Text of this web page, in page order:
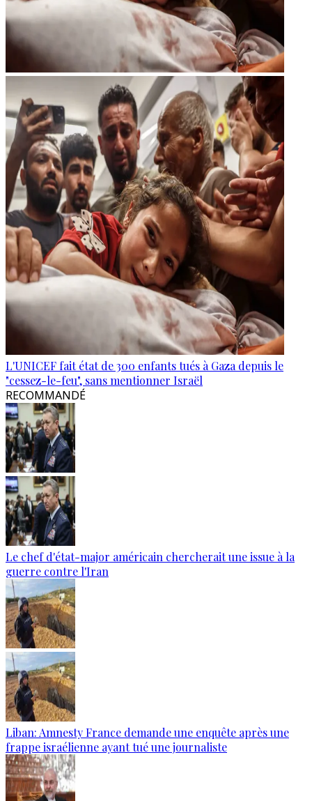
L'UNICEF fait état de 300 enfants tués à Gaza depuis le
"cessez-le-feu", sans mentionner Israël
RECOMMANDÉ
Le chef d'état-major américain chercherait une issue à la
guerre contre l'Iran
Liban: Amnesty France demande une enquête après une
frappe israélienne ayant tué une journaliste